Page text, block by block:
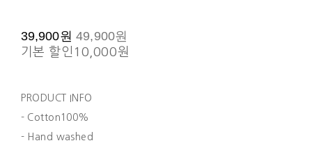
39,900원49,900원
기본 할인 10,000원
PRODUCT INFO
- Cotton100%
- Hand washed